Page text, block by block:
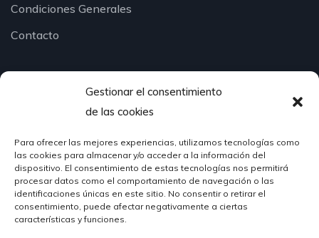
Gestionar el consentimiento
de las cookies
Para ofrecer las mejores experiencias, utilizamos tecnologías como
las cookies para almacenar y/o acceder a la información del
dispositivo. El consentimiento de estas tecnologías nos permitirá
procesar datos como el comportamiento de navegación o las
identificaciones únicas en este sitio. No consentir o retirar el
consentimiento, puede afectar negativamente a ciertas
características y funciones.
Condiciones Generales
Contacto
¿Hablamos?
624 51 12 10
info@hosteleriasantander.com